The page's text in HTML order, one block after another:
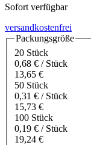
Sofort verfügbar
versandkostenfrei
Packungsgröße
20 Stück
0,68 € / Stück
13,65 €
50 Stück
0,31 € / Stück
15,73 €
100 Stück
0,19 € / Stück
19,24 €